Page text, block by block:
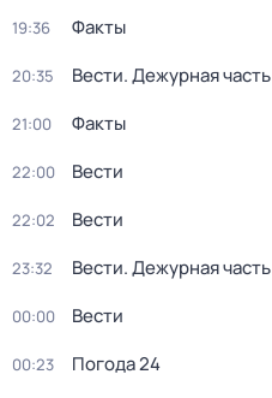
19:36 Факты
20:35 Вести. Дежурная часть
21:00 Факты
22:00 Вести
22:02 Вести
23:32 Вести. Дежурная часть
00:00 Вести
00:23 Погода 24